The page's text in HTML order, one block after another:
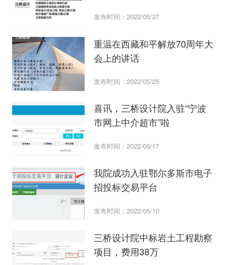
发布时间：2022/05/27
重温在西藏和平解放70周年大
会上的讲话
发布时间：2022/05/25
喜讯，三桥设计院入驻“宁波
市网上中介超市”啦
发布时间：2022/05/17
我院成功入驻鄂尔多斯市电子
招投标交易平台
发布时间：2022/05/10
三桥设计院中标岩土工程勘察
项目，费用38万